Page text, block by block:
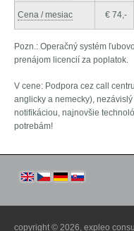
Cena / mesiac € 74,-
Pozn.: Operačný systém
prenájom licencií za poplatok.
V cene: Podpora cez call
anglicky a nemecky),
notifikáciou, najnovšie
potrebám!
copyright © 2026, expleo